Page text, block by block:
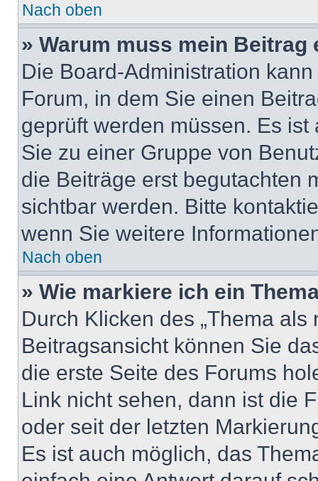
Nach oben
» Warum muss mein
Die Board-Administration
Forum, in dem Sie einen
geprüft werden müssen. Es
Sie zu einer Gruppe von
die Beiträge erst begutachten
sichtbar werden. Bitte
wenn Sie weitere
Nach oben
» Wie markiere ich ein
Durch Klicken des „Thema
Beitragsansicht können Sie
die erste Seite des Forums
Link nicht sehen, dann ist die
oder seit der letzten
Es ist auch möglich, das